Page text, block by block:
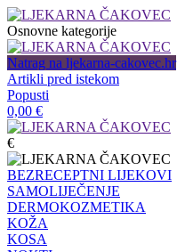
Osnovne kategorije
Natrag na ljekarna-cakovec.hr
Artikli pred istekom
Popusti
0,00 €
€
BEZRECEPTNI LIJEKOVI
SAMOLIJEČENJE
DERMOKOZMETIKA
KOŽA
KOSA